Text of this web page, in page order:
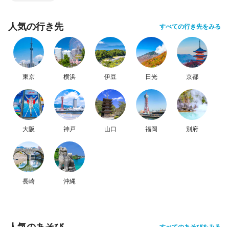
人気の行き先 すべての行き先をみる
東京 横浜 伊豆 日光 京都
大阪 神戸 山口 福岡 別府
長崎 沖縄